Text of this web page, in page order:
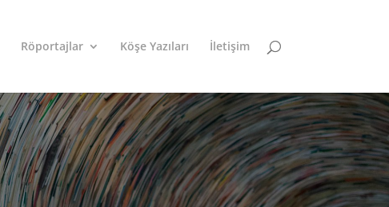
Röportajlar Köşe Yazıları İletişim